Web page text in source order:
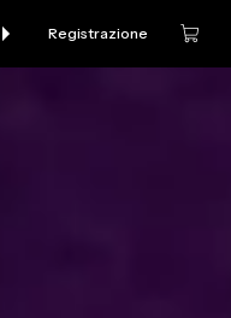
Registrazione